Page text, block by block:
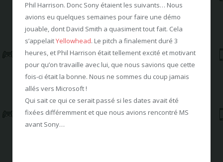
Phil Harrison. Donc Sony étaient les suivants… Nous
avions eu quelques semaines pour faire une démo
jouable, dont David Smith a quasiment tout fait. Cela
s’appelaitYellowhead. Le pitch a finalement duré 3
heures, et Phil Harrison était tellement excité et motivant
pour qu’on travaille avec lui, que nous savions que cette
fois-ci était la bonne. Nous ne sommes du coup jamais
allés vers Microsoft !
Qui sait ce qui ce serait passé si les dates avait été
fixées différemment et que nous avions rencontré MS
avant Sony…